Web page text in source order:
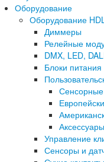
Оборудование
Оборудование
Диммеры
Релейные
DMX, LED,
Блоки питания
Управление
Сенсоры и